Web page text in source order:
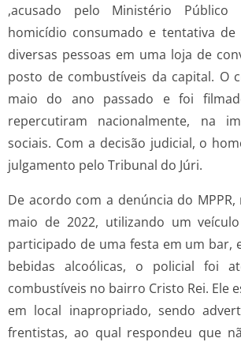
,acusado pelo Ministério
homicídio consumado e tentativa
diversas pessoas em uma loja de
posto de combustíveis da capital. O
maio do ano passado e foi
repercutiram nacionalmente, na
sociais. Com a decisão judicial, o
julgamento pelo Tribunal do Júri.
De acordo com a denúncia do
maio de 2022, utilizando um
participado de uma festa em um bar,
bebidas alcoólicas, o policial foi
combustíveis no bairro Cristo Rei. Ele
em local inapropriado, sendo
frentistas, ao qual respondeu que